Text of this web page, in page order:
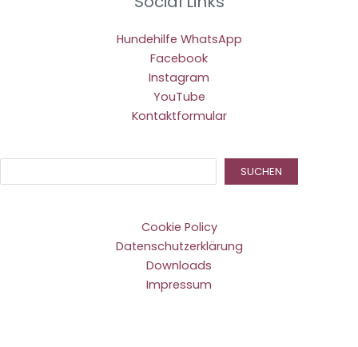
Hundehilfe WhatsApp
Facebook
Instagram
YouTube
Kontaktformular
SUCHEN
Cookie Policy
Datenschutzerklärung
Downloads
Impressum